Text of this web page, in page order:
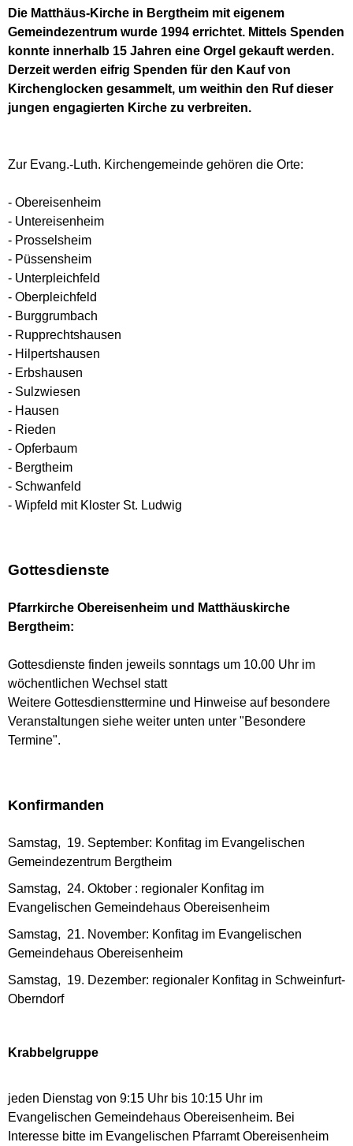
Die Matthäus-Kirche in Bergtheim mit eigenem
Gemeindezentrum wurde 1994 errichtet. Mittels Spenden
konnte innerhalb 15 Jahren eine Orgel gekauft werden.
Derzeit werden eifrig Spenden für den Kauf von
Kirchenglocken gesammelt, um weithin den Ruf dieser
jungen engagierten Kirche zu verbreiten.
Zur Evang.-Luth. Kirchengemeinde gehören die Orte:
- Obereisenheim
- Untereisenheim
- Prosselsheim
- Püssensheim
- Unterpleichfeld
- Oberpleichfeld
- Burggrumbach
- Rupprechtshausen
- Hilpertshausen
- Erbshausen
- Sulzwiesen
- Hausen
- Rieden
- Opferbaum
- Bergtheim
- Schwanfeld
- Wipfeld mit Kloster St. Ludwig
Gottesdienste
Pfarrkirche Obereisenheim und Matthäuskirche
Bergtheim:
Gottesdienste finden jeweils sonntags um 10.00 Uhr im
wöchentlichen Wechsel statt
Weitere Gottesdiensttermine und Hinweise auf besondere
Veranstaltungen siehe weiter unten unter "Besondere
Termine".
Konfirmanden
Samstag, 19. September: Konfitag im Evangelischen
Gemeindezentrum Bergtheim
Samstag, 24. Oktober : regionaler Konfitag im
Evangelischen Gemeindehaus Obereisenheim
Samstag, 21. November: Konfitag im Evangelischen
Gemeindehaus Obereisenheim
Samstag, 19. Dezember: regionaler Konfitag in Schweinfurt-
Oberndorf
Krabbelgruppe
jeden Dienstag von 9:15 Uhr bis 10:15 Uhr im
Evangelischen Gemeindehaus Obereisenheim. Bei
Interesse bitte im Evangelischen Pfarramt Obereisenheim